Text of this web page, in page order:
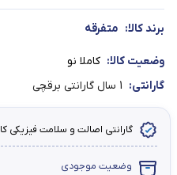
برند کالا: متفرقه
وضعیت کالا: کاملا نو
گارانتی: 1 سال گارانتی برقچی
گارانتی اصالت و سلامت فیزیکی
وضعیت موجودی